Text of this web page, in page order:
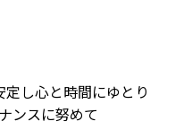
し心と時間にゆとり
ンスに努めて